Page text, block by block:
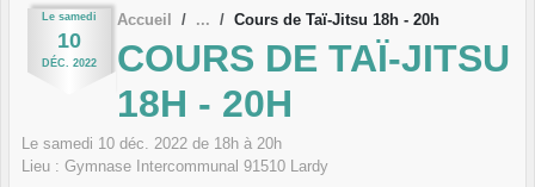
Le samedi
10
DÉC. 2022
Accueil Cours de Taï-Jitsu 18h - 20h
COURS DE TAÏ-JITSU
18H - 20H
Le samedi 10 déc. 2022 de 18h à 20h
Lieu : Gymnase Intercommunal 91510 Lardy